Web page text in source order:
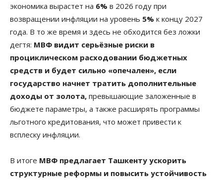
экономика вырастет на 6% в 2026 году при
возвращении инфляции на уровень 5% к концу 2027
года. В то же время и здесь не обходится без ложки
дегтя: МВФ видит серьёзные риски в
проциклическом расходовании бюджетных
средств и будет сильно «опечален», если
государство начнет тратить дополнительные
доходы от золота, превышающие заложенные в
бюджете параметры, а также расширять программы
льготного кредитования, что может привести к
всплеску инфляции.
В итоге МВФ предлагает Ташкенту ускорить
структурные реформы и повысить устойчивость